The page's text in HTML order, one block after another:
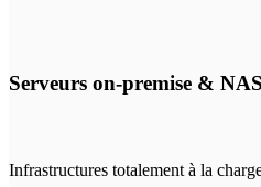
Serveurs on‑premise & NAS
Infrastructures totalement à la